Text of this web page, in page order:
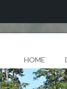
HOME